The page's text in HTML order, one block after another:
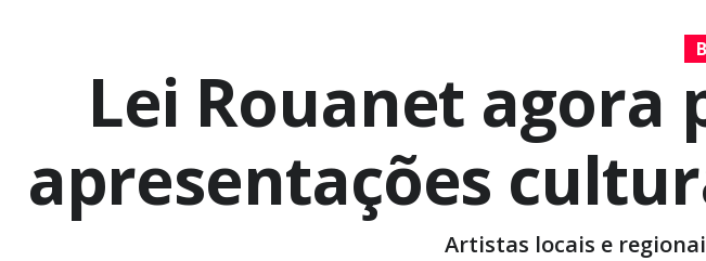
Lei Rouanet
apresentações
Artistas locais e